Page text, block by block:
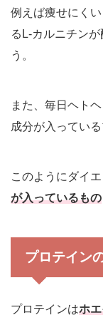
例えば痩せにく
るL-カルニチン
う。
また、毎日ヘト
成分が入ってい
このようにダイ
が入っているもの
プロテイン
プロテインはホ